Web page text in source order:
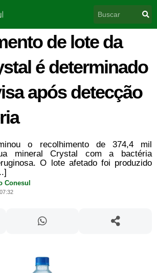
de lote da
é determinado
após detecção
o recolhimento de 374,4 mil
mineral Crystal com a bactéria
O lote afetado foi produzido
Conesul